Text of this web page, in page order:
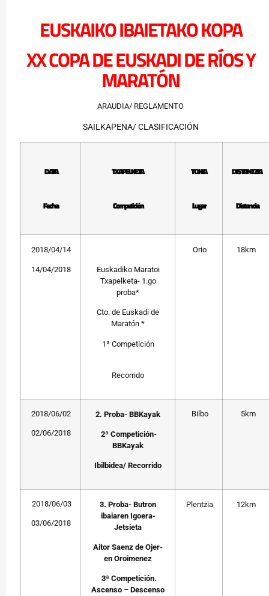
EUSKAIKO IBAIETAKO KOPA
XX COPA DE EUSKADI DE RÍOS Y
MARATÓN
ARAUDIA/ REGLAMENTO
SAILKAPENA/ CLASIFICACIÓN
DATA
Fecha
TXAPELKETA
Competición
TOKIA
Lugar
DISTANTZIA
Distancia
2018/04/14
14/04/2018
Euskadiko Maratoi
Txapelketa- 1.go
proba*
Cto. de Euskadi de
Maratón *
1ª Competición
Recorrido
Orio 18km
2018/06/02
02/06/2018
2. Proba- BBKayak
2ª Competición-
BBKayak
Ibilbidea/ Recorrido
Bilbo 5km
2018/06/03
03/06/2018
3. Proba- Butron
ibaiaren Igoera-
Jetsieta
Aitor Saenz de Ojer-
en Oroimenez
3ª Competición.
Ascenso – Descenso
Plentzia 12km